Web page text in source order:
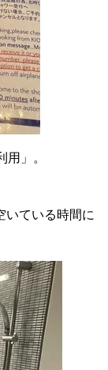
」。
いている時間に